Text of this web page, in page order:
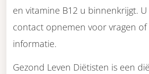
en vitamine B12 u binnenkrijgt.
contact opnemen voor vragen of
informatie.
Gezond Leven Diëtisten is een